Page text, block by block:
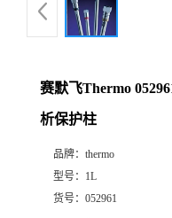
赛默飞Thermo
析保护柱
品牌： thermo
型号： 1L
货号： 052961